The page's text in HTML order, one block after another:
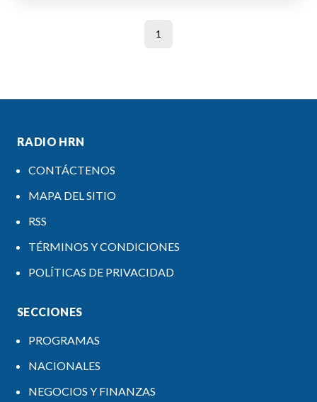
1
RADIO HRN
CONTÁCTENOS
MAPA DEL SITIO
RSS
TÉRMINOS Y CONDICIONES
POLÍTICAS DE PRIVACIDAD
SECCIONES
PROGRAMAS
NACIONALES
NEGOCIOS Y FINANZAS